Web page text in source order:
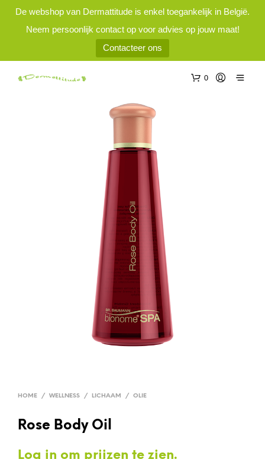
De webshop van Dermattitude is enkel toegankelijk in België.
Neem persoonlijk contact op voor advies op jouw maat!
Contacteer ons
0
HOME / WELLNESS / LICHAAM / OLIE
Rose Body Oil
Log in om prijzen te zien.